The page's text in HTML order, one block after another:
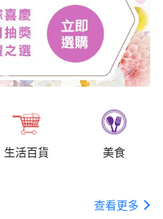
生活百貨 美食
查看更多